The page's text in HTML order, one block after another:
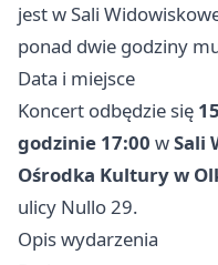
jest w Sali
ponad dwie godziny
Data i miejsce
Koncert odbędzie się
godzinie 17:00 wSali
Ośrodka Kultury w
ulicy Nullo 29.
Opis wydarzenia